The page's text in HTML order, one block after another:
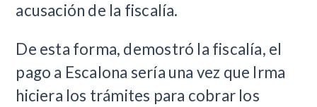
acusación de la fiscalía.
De esta forma, demostró la fiscalía, el
pago a Escalona sería una vez que Irma
hiciera los trámites para cobrar los